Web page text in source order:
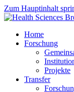
Zum Hauptinhalt
Home
Forschung
Projekte
Transfer